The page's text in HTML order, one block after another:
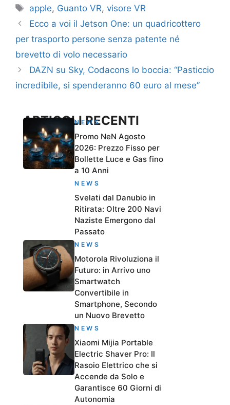
Tag
apple, Guanto VR,visore VR
Ecco a voi il Jetson One: un quadricottero
per trasporto persone senza patente né
brevetto di volo necessario
DAZN su Sky, Codacons lo boccia: “Pasticcio
incredibile, si spenderanno 60 euro al mese”
ARTICOLI RECENTI
NEWS
Promo NeN Agosto
2026: Prezzo Fisso per
Bollette Luce e Gas fino
a 10 Anni
NEWS
Svelati dal Danubio in
Ritirata: Oltre 200 Navi
Naziste Emergono dal
Passato
NEWS
Motorola Rivoluziona il
Futuro: in Arrivo uno
Smartwatch
Convertibile in
Smartphone, Secondo
un Nuovo Brevetto
NEWS
Xiaomi Mijia Portable
Electric Shaver Pro: Il
Rasoio Elettrico che si
Accende da Solo e
Garantisce 60 Giorni di
Autonomia